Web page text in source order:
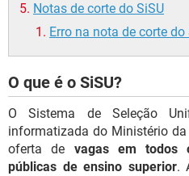
Notas de corte do SiSU
Erro na nota de corte do
O que é o SiSU?
O Sistema de Seleção
informatizada do Ministério
oferta de vagas em todos
públicas de ensino superior.